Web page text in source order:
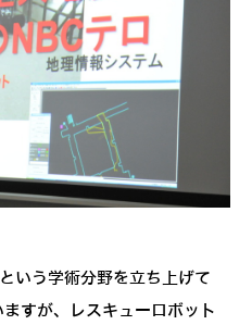
いう学術分野を立ち上げて
すが、レスキューロボット